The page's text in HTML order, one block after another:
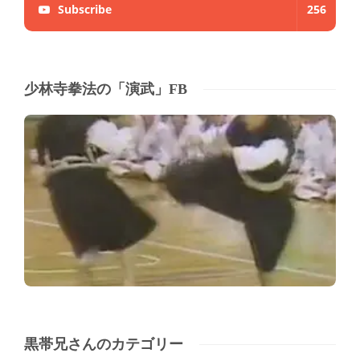
Subscribe 256
少林寺拳法の「演武」FB
黒帯兄さんのカテゴリー